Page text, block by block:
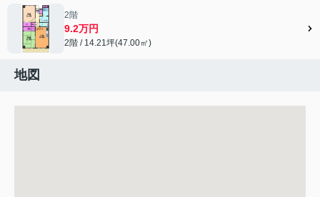
2階
9.2万円
2階 / 14.21坪(47.00㎡)
地図